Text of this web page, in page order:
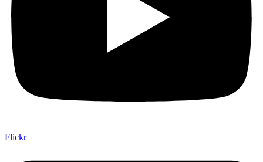
Flickr